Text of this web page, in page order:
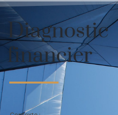
Diagnostic
financier